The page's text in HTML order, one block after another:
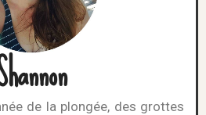
de la plongée, des grottes